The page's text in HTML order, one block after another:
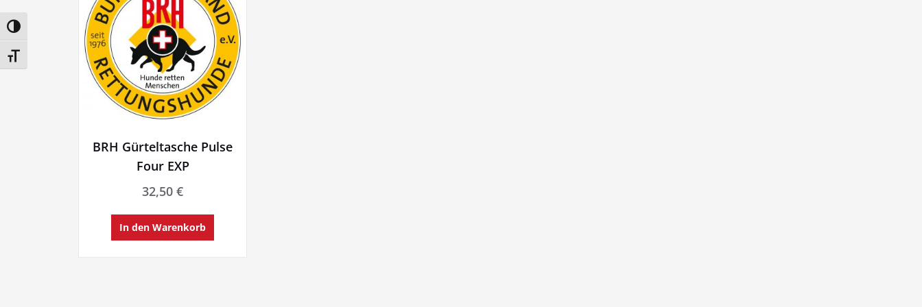
Umschalten auf hohe Kontraste
Schrift vergrößern
BRH Gürteltasche Pulse
Four EXP
32,50€
In den Warenkorb